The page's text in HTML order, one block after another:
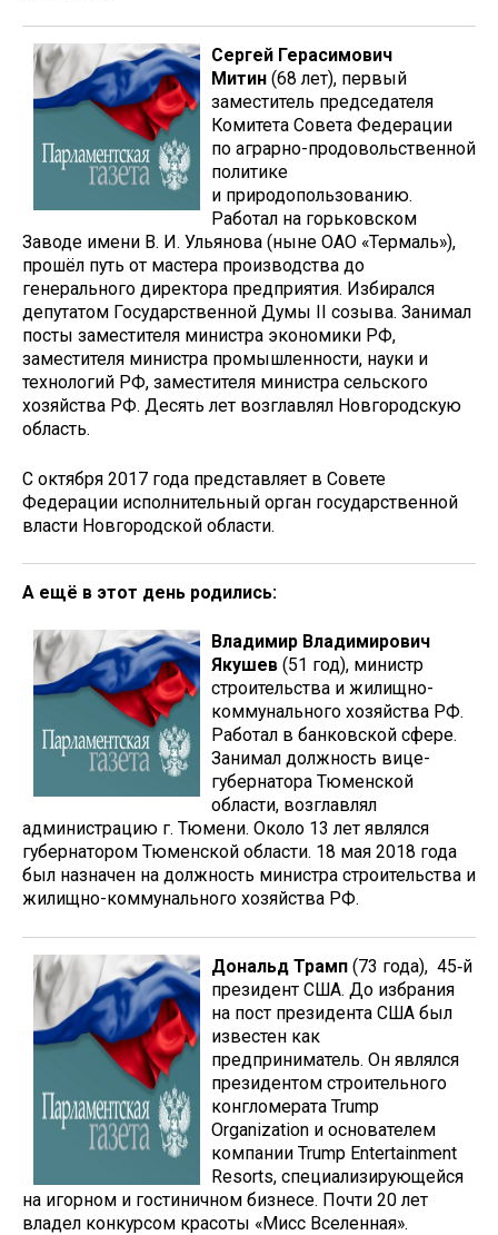
Сергей Герасимович
Митин (68 лет), первый
заместитель председателя
Комитета Совета Федерации
по аграрно-продовольственной
политике
и природопользованию.
Работал на горьковском
Заводе имени В. И. Ульянова (ныне ОАО «Термаль»),
прошёл путь от мастера производства до
генерального директора предприятия. Избирался
депутатом Государственной Думы II созыва. Занимал
посты заместителя министра экономики РФ,
заместителя министра промышленности, науки и
технологий РФ, заместителя министра сельского
хозяйства РФ. Десять лет возглавлял Новгородскую
область.
С октября 2017 года представляет в Совете
Федерации исполнительный орган государственной
власти Новгородской области.
А ещё в этот день родились:
Владимир Владимирович
Якушев (51 год), министр
строительства и жилищно-
коммунального хозяйства РФ.
Работал в банковской сфере.
Занимал должность вице-
губернатора Тюменской
области, возглавлял
администрацию г. Тюмени. Около 13 лет являлся
губернатором Тюменской области. 18 мая 2018 года
был назначен на должность министра строительства и
жилищно-коммунального хозяйства РФ.
Дональд Трамп (73 года), 45‑й
президент США. До избрания
на пост президента США был
известен как
предприниматель. Он являлся
президентом строительного
конгломерата Trump
Organization и основателем
компании Trump Entertainment
Resorts, специализирующейся
на игорном и гостиничном бизнесе. Почти 20 лет
владел конкурсом красоты «Мисс Вселенная».